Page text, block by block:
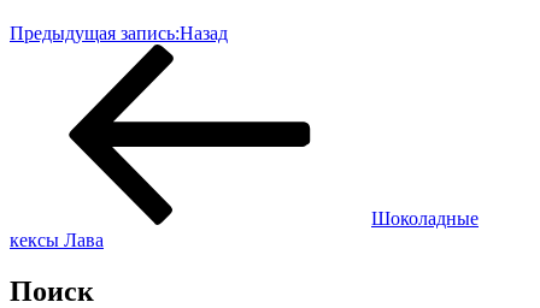
Предыдущая запись:Назад
Шоколадные
кексы Лава
Поиск